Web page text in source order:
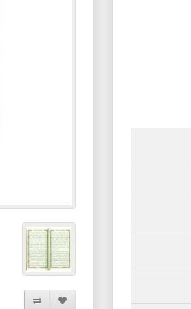
افزودن به لیست
مقایسه